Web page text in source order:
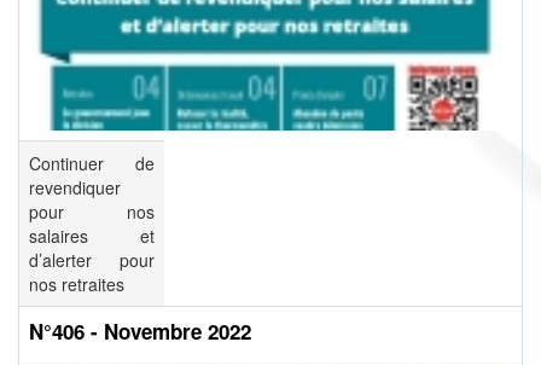
Continuer de
revendiquer
pour nos
salaires et
d’alerter pour
nos retraites
N°406 - Novembre 2022